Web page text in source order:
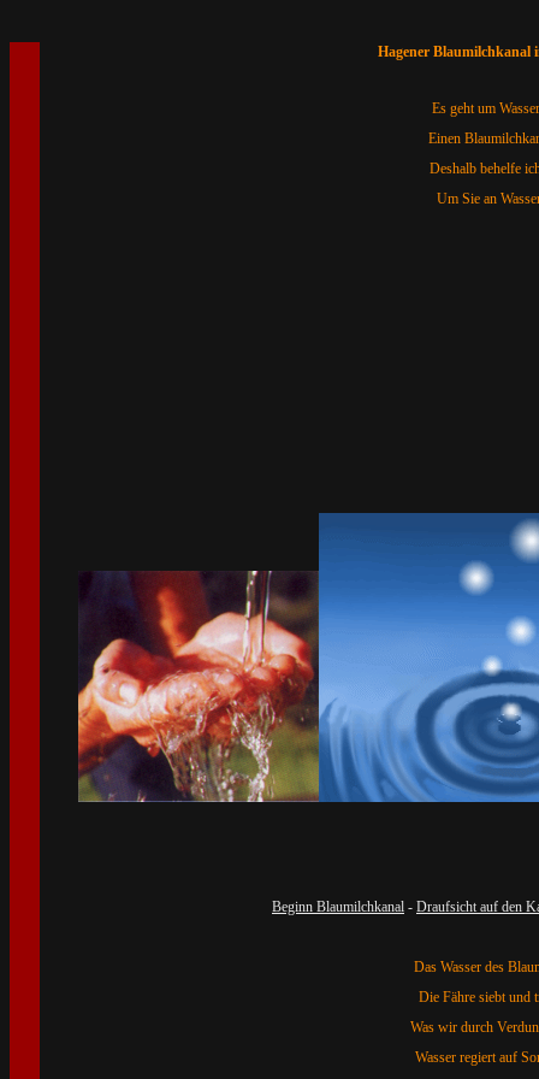
Hagener Blaumilchkanal
Es geht um
Einen
Deshalb behelfe
Um Sie an
Beginn Blaumilchkanal - Draufsicht auf den
Das Wasser des
Die Fähre siebt und
Was wir durch
Wasser regiert auf